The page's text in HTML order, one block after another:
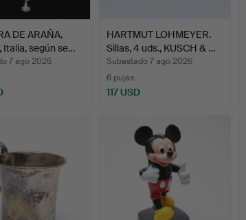
DE ARAÑA,
Italia, según se…
7 ago 2026
HARTMUT LOHMEYER.
Sillas, 4 uds., KUSCH & …
Subastado 7 ago 2026
6 pujas
117 USD